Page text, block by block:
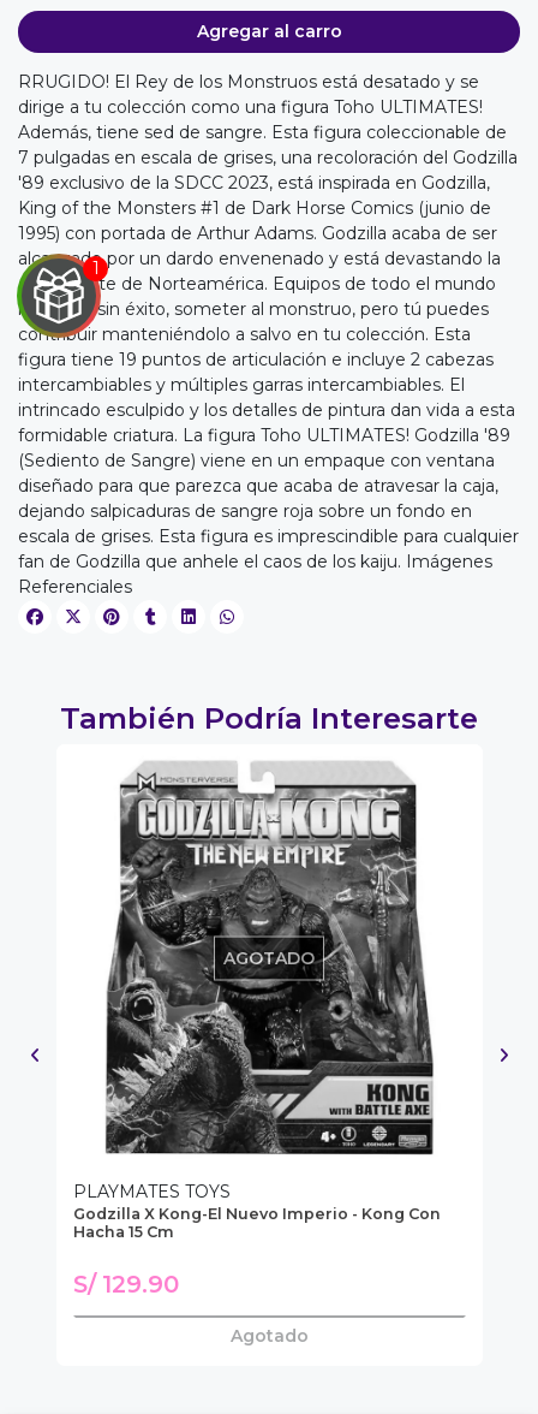
Agregar al carro
RRUGIDO! El Rey de los Monstruos está desatado y se
dirige a tu colección como una figura Toho ULTIMATES!
Además, tiene sed de sangre. Esta figura coleccionable de
7 pulgadas en escala de grises, una recoloración del Godzilla
'89 exclusivo de la SDCC 2023, está inspirada en Godzilla,
King of the Monsters #1 de Dark Horse Comics (junio de
1995) con portada de Arthur Adams. Godzilla acaba de ser
alcanzado por un dardo envenenado y está devastando la
costa oeste de Norteamérica. Equipos de todo el mundo
intentan, sin éxito, someter al monstruo, pero tú puedes
contribuir manteniéndolo a salvo en tu colección. Esta
figura tiene 19 puntos de articulación e incluye 2 cabezas
intercambiables y múltiples garras intercambiables. El
intrincado esculpido y los detalles de pintura dan vida a esta
formidable criatura. La figura Toho ULTIMATES! Godzilla '89
(Sediento de Sangre) viene en un empaque con ventana
diseñado para que parezca que acaba de atravesar la caja,
dejando salpicaduras de sangre roja sobre un fondo en
escala de grises. Esta figura es imprescindible para cualquier
fan de Godzilla que anhele el caos de los kaiju. Imágenes
Referenciales
También Podría Interesarte
AGOTADO
PLAYMATES TOYS
Godzilla X Kong-El Nuevo Imperio - Kong Con
Hacha 15 Cm
S/ 129.90
Agotado